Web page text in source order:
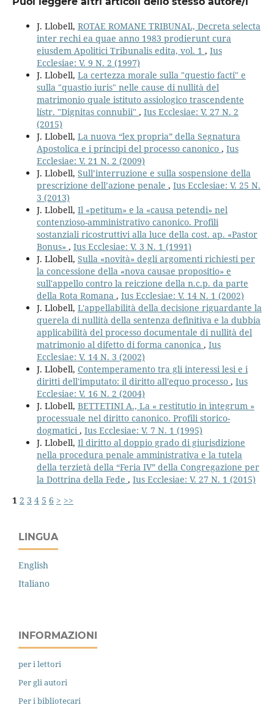
J. Llobell, ROTAE ROMANE TRIBUNAL, Decreta selecta
inter rechi ea quae anno 1983 prodierunt cura
eiusdem Apolitici Tribunalis edita, vol. 1 , Ius
Ecclesiae: V. 9 N. 2 (1997)
J. Llobell, La certezza morale sulla "questio facti" e
sulla "quastio iuris" nelle cause di nullità del
matrimonio quale istituto assiologico trascendente
lístr. "Dignitas connubii" , Ius Ecclesiae: V. 27 N. 2
(2015)
J. Llobell, La nuova “lex propria” della Segnatura
Apostolica e i principi del processo canonico , Ius
Ecclesiae: V. 21 N. 2 (2009)
J. Llobell, Sull’interruzione e sulla sospensione della
prescrizione dell’azione penale , Ius Ecclesiae: V. 25 N.
3 (2013)
J. Llobell, Il «petitum» e la «causa petendi» nel
contenzioso-amministrativo canonico. Profili
sostanziali ricostruttivi alla luce della cost. ap. «Pastor
Bonus» , Ius Ecclesiae: V. 3 N. 1 (1991)
J. Llobell, Sulla «novità» degli argomenti richiesti per
la concessione della «nova causae propositio» e
sull'appello contro la reiczione della n.c.p. da parte
della Rota Romana , Ius Ecclesiae: V. 14 N. 1 (2002)
J. Llobell, L'appellabilità della decisione riguardante la
querela di nullità della sentenza definitiva e la dubbia
applicabilità del processo documentale di nullità del
matrimonio al difetto di forma canonica , Ius
Ecclesiae: V. 14 N. 3 (2002)
J. Llobell, Contemperamento tra gli interessi lesi e i
diritti dell'imputato: il diritto all'equo processo , Ius
Ecclesiae: V. 16 N. 2 (2004)
J. Llobell, BETTETINI A., La « restitutio in ìntegrum »
processuale nel diritto canonico. Profili storico-
dogmatici, Ius Ecclesiae: V. 7 N. 1 (1995)
J. Llobell, Il diritto al doppio grado di giurisdizione
nella procedura penale amministrativa e la tutela
della terzietà della “Feria IV” della Congregazione per
la Dottrina della Fede , Ius Ecclesiae: V. 27 N. 1 (2015)
1 2 3 4 5 6 > >>
LINGUA
English
Italiano
INFORMAZIONI
per i lettori
Per gli autori
Per i bibliotecari